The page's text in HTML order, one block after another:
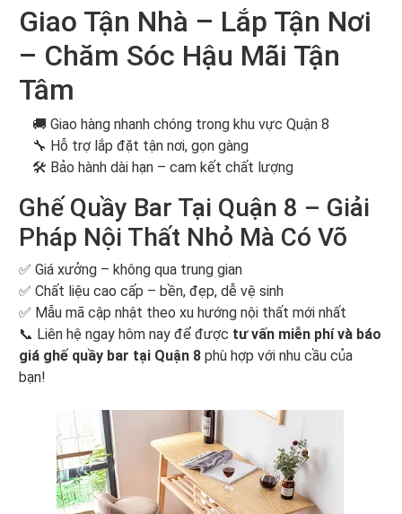
Giao Tận Nhà – Lắp Tận Nơi
– Chăm Sóc Hậu Mãi Tận
Tâm
🚚 Giao hàng nhanh chóng trong khu vực Quận 8
🔧 Hỗ trợ lắp đặt tận nơi, gọn gàng
🛠️ Bảo hành dài hạn – cam kết chất lượng
Ghế Quầy Bar Tại Quận 8 – Giải
Pháp Nội Thất Nhỏ Mà Có Võ
✅ Giá xưởng – không qua trung gian
✅ Chất liệu cao cấp – bền, đẹp, dễ vệ sinh
✅ Mẫu mã cập nhật theo xu hướng nội thất mới nhất
📞 Liên hệ ngay hôm nay để được tư vấn miễn phí và báo
giá ghế quầy bar tại Quận 8 phù hợp với nhu cầu của
bạn!